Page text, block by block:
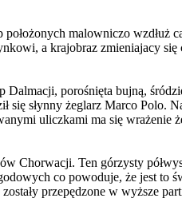
położonych malowniczo wzdłuż
a krajobraz zmieniajacy
Dalmacji, porośnięta bujną,
się słynny żeglarz Marco Polo.
uliczkami ma się wrażenie
Chorwacji. Ten górzysty
co powoduje, że jest to
przepędzone w wyższe